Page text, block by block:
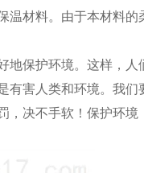
材料。由于本材料的
保护环境。这样，人
有害人类和环境。我
，决不手软！保护环境